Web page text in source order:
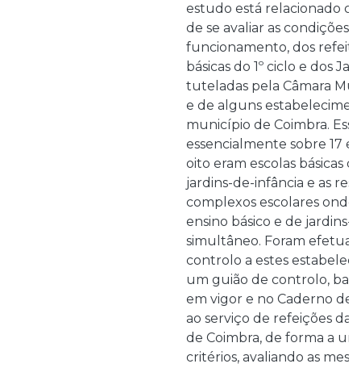
estudo está relacionado
de se avaliar as condições
funcionamento, dos
básicas do 1º ciclo e dos
tuteladas pela Câmara
e de alguns
município de Coimbra.
essencialmente sobre 17
oito eram escolas básicas
jardins-de-infância e as
complexos escolares onde
ensino básico e de jardins-
simultâneo. Foram
controlo a estes
um guião de controlo,
em vigor e no Caderno de
ao serviço de refeições da
de Coimbra, de forma a
critérios, avaliando as